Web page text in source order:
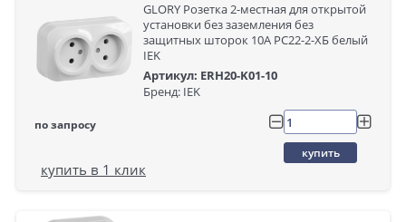
GLORY Розетка 2-местная для открытой
установки без заземления без
защитных шторок 10А РС22-2-ХБ белый
IEK
Артикул: ERH20-K01-10
Бренд: IEK
по запросу
купить
купить в 1 клик